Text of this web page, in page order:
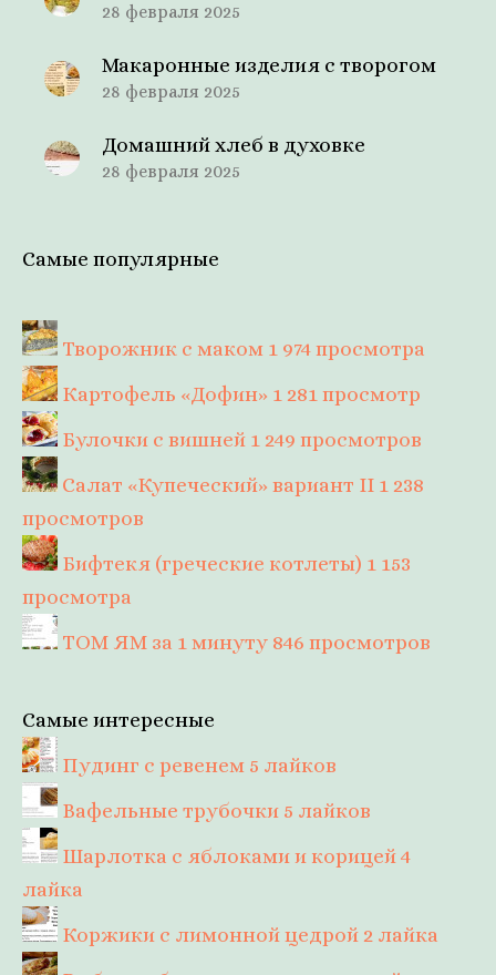
28 февраля 2025
Макаронные изделия с творогом
28 февраля 2025
Домашний хлеб в духовке
28 февраля 2025
Самые популярные
Творожник с маком 1 974 просмотра
Картофель «Дофин» 1 281 просмотр
Булочки с вишней 1 249 просмотров
Салат «Купеческий» вариант II 1 238
просмотров
Бифтекя (греческие котлеты) 1 153
просмотра
ТОМ ЯМ за 1 минуту 846 просмотров
Самые интересные
Пудинг с ревенем 5 лайков
Вафельные трубочки 5 лайков
Шарлотка с яблоками и корицей4
лайка
Коржики с лимонной цедрой 2 лайка